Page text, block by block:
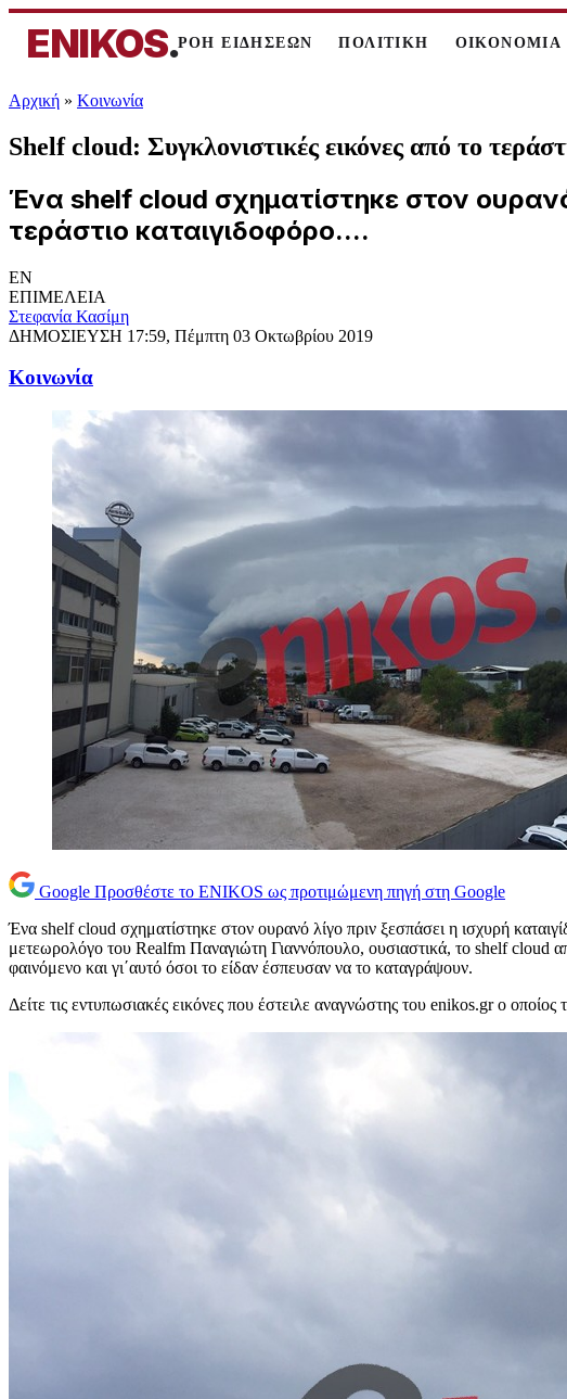
ENIKOS.ΡΟΗ ΕΙΔΗΣΕΩΝ ΠΟΛΙΤΙΚΗ ΟΙΚΟΝΟΜΙΑ
Αρχική » Κοινωνία
Shelf cloud: Συγκλονιστικές εικόνες από το
Ένα shelf cloud σχηματίστηκε στον ουρανό
τεράστιο καταιγιδοφόρο....
EN
ΕΠΙΜΕΛΕΙΑ
Στεφανία Κασίμη
ΔΗΜΟΣΙΕΥΣΗ 17:59, Πέμπτη 03 Οκτωβρίου 2019
Κοινωνία
Google Προσθέστε το ENIKOS ως προτιμώμενη πηγή στη Google
Ένα shelf cloud σχηματίστηκε στον ουρανό λίγο πριν ξεσπάσει η ισχυρή
μετεωρολόγο του Realfm Παναγιώτη Γιαννόπουλο, ουσιαστικά, το shelf cloud
φαινόμενο και γι΄αυτό όσοι το είδαν έσπευσαν να το καταγράψουν.
Δείτε τις εντυπωσιακές εικόνες που έστειλε αναγνώστης του enikos.gr ο